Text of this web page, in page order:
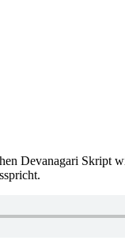
Devanagari Skript